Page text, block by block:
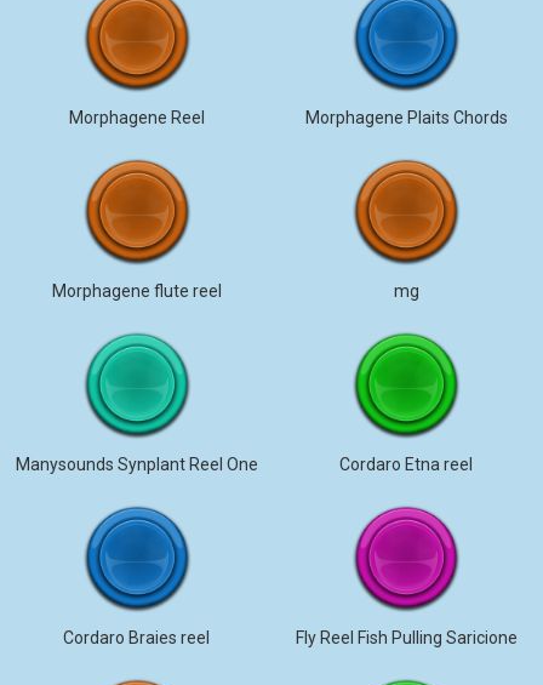
Morphagene Reel Morphagene Plaits Chords
Morphagene flute reel mg
Manysounds Synplant Reel One Cordaro Etna reel
Cordaro Braies reel Fly Reel Fish Pulling Saricione